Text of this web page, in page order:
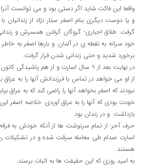
واقعا این فاکت شاید اگر دستی بود و می توانست
و یا دوست دیگری بنام اصغر ستار نژاد از
گرفت. طلاق اجباری- گروگان گرفتن همسرش و
خود سرانه به نقطه ی در آلمان. و بارها اصغر به
برخورد شدید و حتی زندانی شدن قرار گرفت.
از او می خواهد در تماس با فرزندانش آنها را به
نبودند که اصغر بخواهد آنها را راضی کند که به عراق
خودت بودی که آنها را به عراق آوردی. خلاصه اصغر
بازداشت و در زندان بود.
حرف آخر: از تمام سرنوشت ها از آنکه خودش به
اسارت صدام طی معامله سرقت شده و در تشکیلات
هستند.
به امید روزی که این حقیقت ها به اثبات برسند.